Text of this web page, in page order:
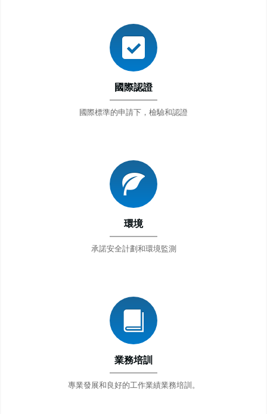
國際認證
國際標準的申請下，檢驗和認證
環境
承諾安全計劃和環境監測
業務培訓
專業發展和良好的工作業績業務培訓。